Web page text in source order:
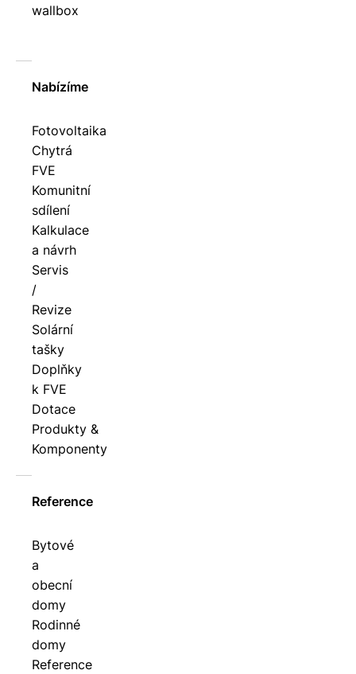
wallbox
Nabízíme
Fotovoltaika
Chytrá
FVE
Komunitní
sdílení
Kalkulace
a návrh
Servis
/
Revize
Solární
tašky
Doplňky
k FVE
Dotace
Produkty &
Komponenty
Reference
Bytové
a
obecní
domy
Rodinné
domy
Reference